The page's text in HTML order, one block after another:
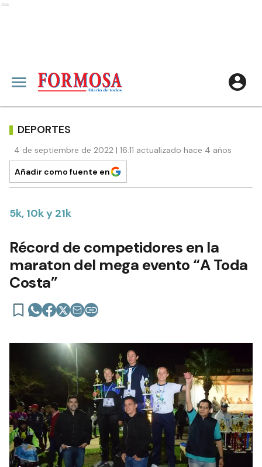
Ads
DEPORTES
4 de septiembre de 2022 | 16:11 actualizado hace 4 años
Añadir como fuente en
5k, 10k y 21k
Récord de competidores en la
maraton del mega evento “A Toda
Costa”